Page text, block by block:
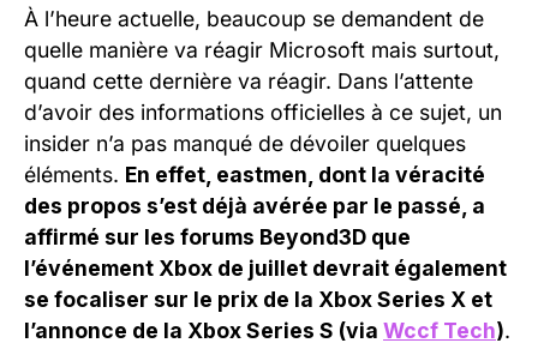
À l’heure actuelle, beaucoup se demandent de
quelle manière va réagir Microsoft mais surtout,
quand cette dernière va réagir. Dans l’attente
d’avoir des informations officielles à ce sujet, un
insider n’a pas manqué de dévoiler quelques
éléments. En effet, eastmen, dont la véracité
des propos s’est déjà avérée par le passé, a
affirmé sur les forums Beyond3D que
l’événement Xbox de juillet devrait également
se focaliser sur le prix de la Xbox Series X et
l’annonce de la Xbox Series S (via Wccf Tech).